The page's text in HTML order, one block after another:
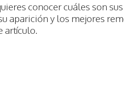
conocer cuáles son
aparición y los mejores
artículo.